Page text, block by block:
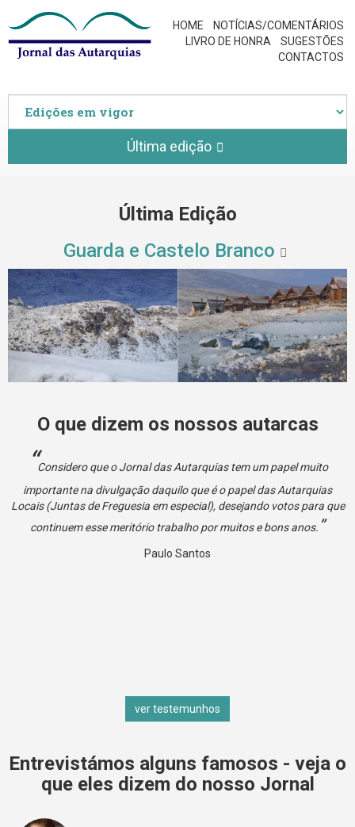
HOME
NOTÍCIAS/COMENTÁRIOS
LIVRO DE HONRA
SUGESTÕES
CONTACTOS
Última edição
Última Edição
Guarda e Castelo Branco
O que dizem os nossos autarcas
Considero que o Jornal das Autarquias tem um papel muito
importante na divulgação daquilo que é o papel das Autarquias
Locais (Juntas de Freguesia em especial), desejando votos para que
continuem esse meritório trabalho por muitos e bons anos.
Paulo Santos
ver testemunhos
Entrevistámos alguns famosos - veja o
que eles dizem do nosso Jornal